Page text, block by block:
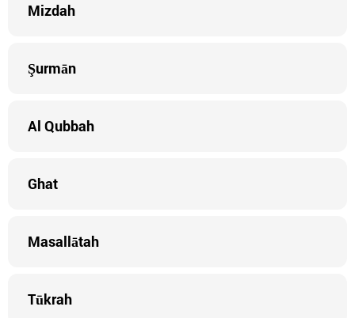
Mizdah
Şurmān
Al Qubbah
Ghat
Masallātah
Tūkrah